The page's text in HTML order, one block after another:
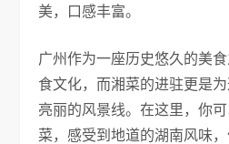
美，口感丰富。
广州作为一座历史悠久的美
食文化，而湘菜的进驻更是
亮丽的风景线。在这里，你
菜，感受到地道的湖南风味